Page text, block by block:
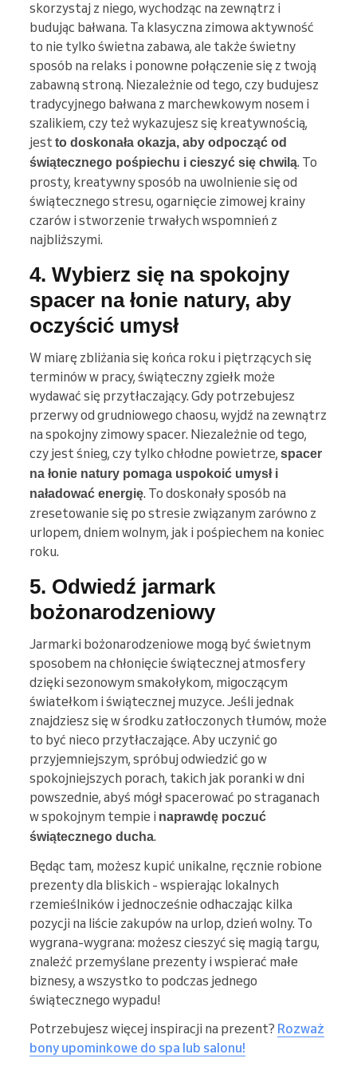
skorzystaj z niego, wychodząc na zewnątrz i
budując bałwana. Ta klasyczna zimowa aktywność
to nie tylko świetna zabawa, ale także świetny
sposób na relaks i ponowne połączenie się z twoją
zabawną stroną. Niezależnie od tego, czy budujesz
tradycyjnego bałwana z marchewkowym nosem i
szalikiem, czy też wykazujesz się kreatywnością,
jestto doskonała okazja, aby odpocząć od
świątecznego pośpiechu i cieszyć się chwilą. To
prosty, kreatywny sposób na uwolnienie się od
świątecznego stresu, ogarnięcie zimowej krainy
czarów i stworzenie trwałych wspomnień z
najbliższymi.
4. Wybierz się na spokojny
spacer na łonie natury, aby
oczyścić umysł
W miarę zbliżania się końca roku i piętrzących się
terminów w pracy, świąteczny zgiełk może
wydawać się przytłaczający. Gdy potrzebujesz
przerwy od grudniowego chaosu, wyjdź na zewnątrz
na spokojny zimowy spacer. Niezależnie od tego,
czy jest śnieg, czy tylko chłodne powietrze, spacer
na łonie natury pomaga uspokoić umysł i
naładować energię. To doskonały sposób na
zresetowanie się po stresie związanym zarówno z
urlopem, dniem wolnym, jak i pośpiechem na koniec
roku.
5. Odwiedź jarmark
bożonarodzeniowy
Jarmarki bożonarodzeniowe mogą być świetnym
sposobem na chłonięcie świątecznej atmosfery
dzięki sezonowym smakołykom, migoczącym
światełkom i świątecznej muzyce. Jeśli jednak
znajdziesz się w środku zatłoczonych tłumów, może
to być nieco przytłaczające. Aby uczynić go
przyjemniejszym, spróbuj odwiedzić go w
spokojniejszych porach, takich jak poranki w dni
powszednie, abyś mógł spacerować po straganach
w spokojnym tempie i naprawdę poczuć
świątecznego ducha.
Będąc tam, możesz kupić unikalne, ręcznie robione
prezenty dla bliskich - wspierając lokalnych
rzemieślników i jednocześnie odhaczając kilka
pozycji na liście zakupów na urlop, dzień wolny. To
wygrana-wygrana: możesz cieszyć się magią targu,
znaleźć przemyślane prezenty i wspierać małe
biznesy, a wszystko to podczas jednego
świątecznego wypadu!
Potrzebujesz więcej inspiracji na prezent? Rozważ
bony upominkowe do spa lub salonu!